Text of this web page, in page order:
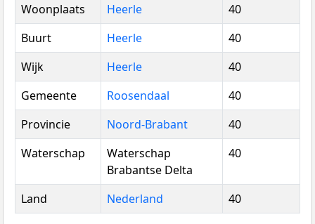
Woonplaats
Heerle
40
Buurt
Heerle
40
Wijk
Heerle
40
Gemeente
Roosendaal
40
Provincie
Noord-Brabant
40
Waterschap
Waterschap
Brabantse Delta
40
Land Nederland 40